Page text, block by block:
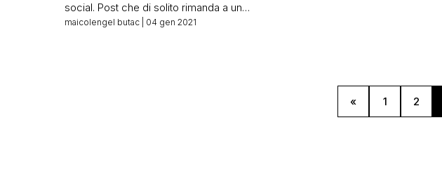
social. Post che di solito rimanda a un
sito presente nella nostra black list da
maicolengel butac | 04 gen 2021
« 1 2